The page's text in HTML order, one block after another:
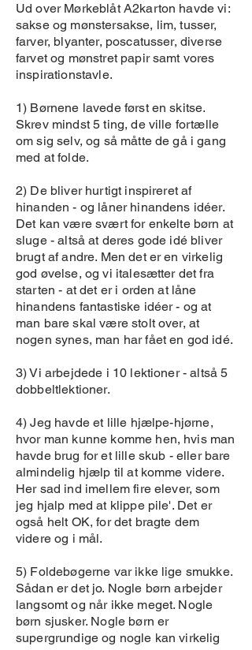
Ud over Mørkeblåt A2karton havde vi:
sakse og mønstersakse, lim, tusser,
farver, blyanter, poscatusser, diverse
farvet og mønstret papir samt vores
inspirationstavle.
1) Børnene lavede først en skitse.
Skrev mindst 5 ting, de ville fortælle
om sig selv, og så måtte de gå i gang
med at folde.
2) De bliver hurtigt inspireret af
hinanden - og låner hinandens idéer.
Det kan være svært for enkelte børn at
sluge - altså at deres gode idé bliver
brugt af andre. Men det er en virkelig
god øvelse, og vi italesætter det fra
starten - at det er i orden at låne
hinandens fantastiske idéer - og at
man bare skal være stolt over, at
nogen synes, man har fået en god idé.
3) Vi arbejdede i 10 lektioner - altså 5
dobbeltlektioner.
4) Jeg havde et lille hjælpe-hjørne,
hvor man kunne komme hen, hvis man
havde brug for et lille skub - eller bare
almindelig hjælp til at komme videre.
Her sad ind imellem fire elever, som
jeg hjalp med at klippe pile'. Det er
også helt OK, for det bragte dem
videre og i mål.
5) Foldebøgerne var ikke lige smukke.
Sådan er det jo. Nogle børn arbejder
langsomt og når ikke meget. Nogle
børn sjusker. Nogle børn er
supergrundige og nogle kan virkelig